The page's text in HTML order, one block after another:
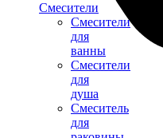
Смесители
Смесители
для
ванны
Смесители
для
душа
Смеситель
для